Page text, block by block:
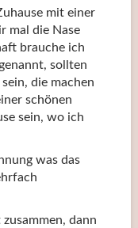
mit einer
mal die Nase
brauche ich
sollten
die machen
schönen
sein, wo ich
was das
dann